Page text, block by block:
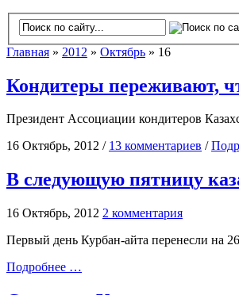
Главная » 2012 » Октябрь » 16
Кондитеры переживают,
Президент Ассоциации кондитеров
16 Октябрь, 2012 / 13 комментариев /
В следующую пятницу
16 Октябрь, 2012 2 комментария
Первый день Курбан-айта перенесли на
Подробнее …